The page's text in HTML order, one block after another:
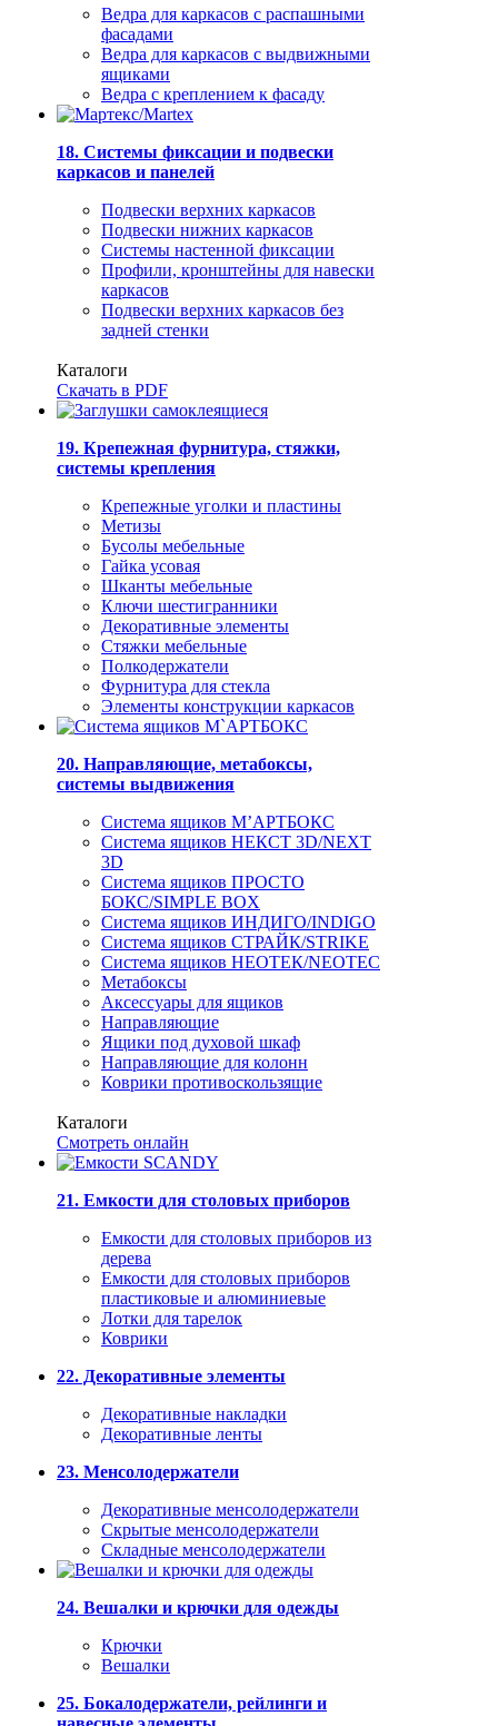
Ведра для каркасов с распашными
фасадами
Ведра для каркасов с выдвижными
ящиками
Ведра с креплением к фасаду
18. Системы фиксации и подвески
каркасов и панелей
Подвески верхних каркасов
Подвески нижних каркасов
Системы настенной фиксации
Профили, кронштейны для навески
каркасов
Подвески верхних каркасов без
задней стенки
Каталоги
Скачать в PDF
19. Крепежная фурнитура, стяжки,
системы крепления
Крепежные уголки и пластины
Метизы
Бусолы мебельные
Гайка усовая
Шканты мебельные
Ключи шестигранники
Декоративные элементы
Стяжки мебельные
Полкодержатели
Фурнитура для стекла
Элементы конструкции каркасов
20. Направляющие, метабоксы,
системы выдвижения
Система ящиков М’АРТБОКС
Система ящиков НЕКСТ 3D/NEXT
3D
Система ящиков ПРОСТО
БОКС/SIMPLE BOX
Система ящиков ИНДИГО/INDIGO
Система ящиков СТРАЙК/STRIKE
Система ящиков НЕОТЕК/NEOTEC
Метабоксы
Аксессуары для ящиков
Направляющие
Ящики под духовой шкаф
Направляющие для колонн
Коврики противоскользящие
Каталоги
Смотреть онлайн
21. Емкости для столовых приборов
Емкости для столовых приборов из
дерева
Емкости для столовых приборов
пластиковые и алюминиевые
Лотки для тарелок
Коврики
22. Декоративные элементы
Декоративные накладки
Декоративные ленты
23. Менсолодержатели
Декоративные менсолодержатели
Скрытые менсолодержатели
Складные менсолодержатели
24. Вешалки и крючки для одежды
Крючки
Вешалки
25. Бокалодержатели, рейлинги и